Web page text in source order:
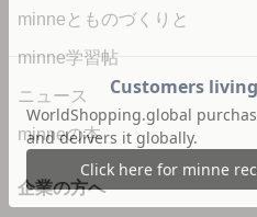
minneとものづくりと
minne学習帖
ニュース
minneの本
企業の方へ